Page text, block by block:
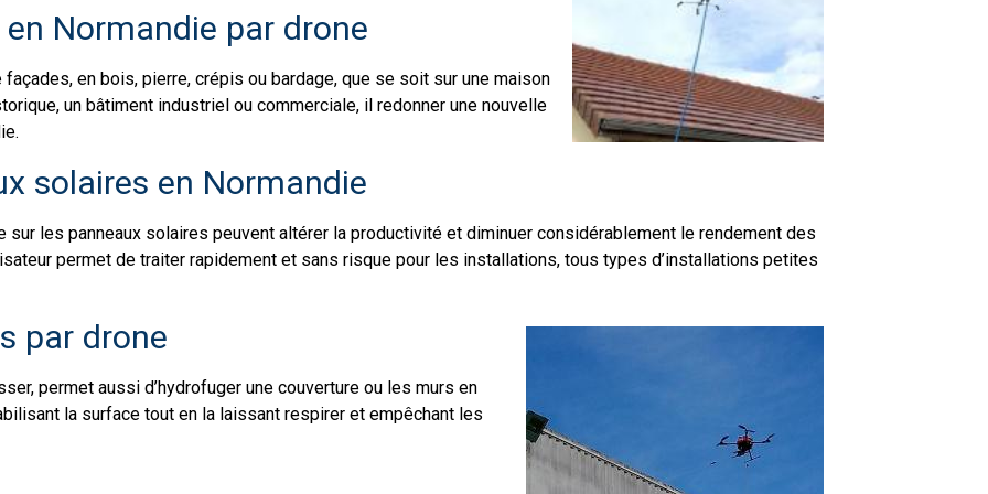
Normandie par drone
en bois, pierre, crépis ou bardage, que se soit sur une maison
un bâtiment industriel ou commerciale, il redonner une nouvelle
solaires en Normandie
sur les panneaux solaires peuvent altérer la productivité et diminuer considérablement le rendement des
permet de traiter rapidement et sans risque pour les installations, tous types d’installations petites
par drone
permet aussi d’hydrofuger une couverture ou les murs en
la surface tout en la laissant respirer et empêchant les